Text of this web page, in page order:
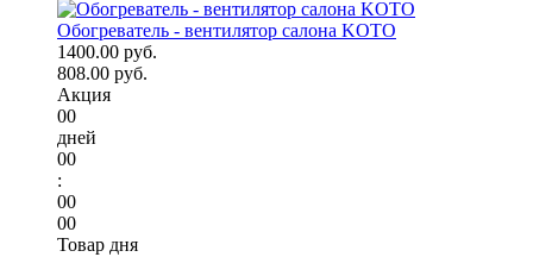
Обогреватель - вентилятор салона KOTO
1400.00 руб.
808.00 руб.
Акция
00
дней
00
:
00
00
Товар дня